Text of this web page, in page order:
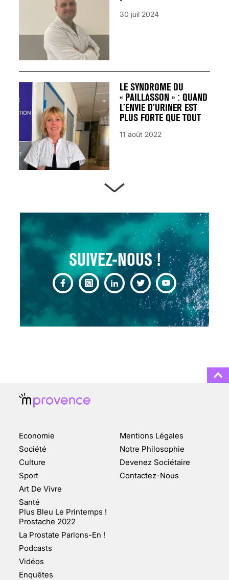
SUIVEZ-NOUS !
30 juil 2024
LE SYNDROME DU
« PAILLASSON » : QUAND
L’ENVIE D’URINER EST
PLUS FORTE QUE TOUT
11 août 2022
13 août 2024
CHANGEMENT DE SEXE :
DES DEMANDES
TOUJOURS PLUS
FAIT SURFACE À
MARSEILLE (1/5)
10 jan 2022
Economie
Société
Culture
Sport
Art De Vivre
Santé
Plus Bleu Le Printemps !
Prostache 2022
La Prostate Parlons-En !
Podcasts
Vidéos
Enquêtes
Mentions Légales
Notre Philosophie
Devenez Sociétaire
Contactez-Nous